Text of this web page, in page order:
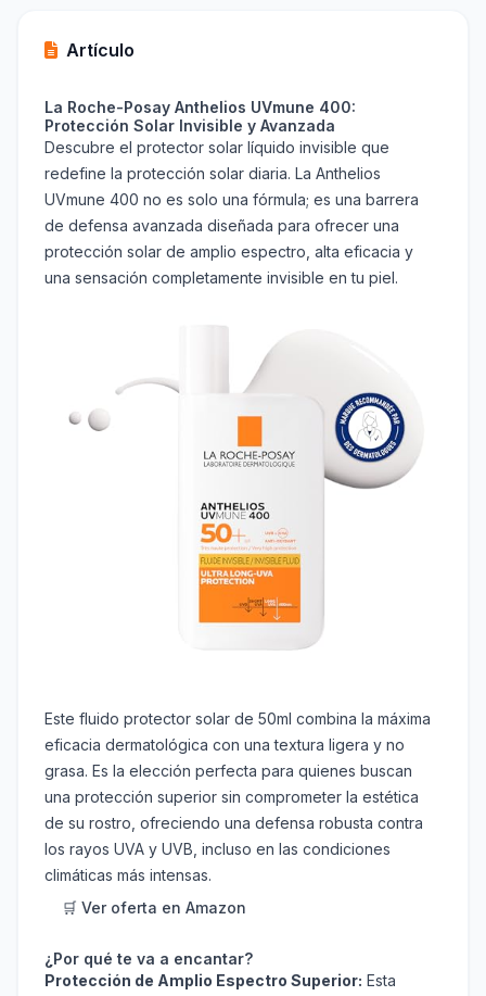
Artículo
La Roche-Posay Anthelios UVmune 400:
Protección Solar Invisible y Avanzada
Descubre el protector solar líquido invisible que
redefine la protección solar diaria. La Anthelios
UVmune 400 no es solo una fórmula; es una barrera
de defensa avanzada diseñada para ofrecer una
protección solar de amplio espectro, alta eficacia y
una sensación completamente invisible en tu piel.
Este fluido protector solar de 50ml combina la máxima
eficacia dermatológica con una textura ligera y no
grasa. Es la elección perfecta para quienes buscan
una protección superior sin comprometer la estética
de su rostro, ofreciendo una defensa robusta contra
los rayos UVA y UVB, incluso en las condiciones
climáticas más intensas.
🛒 Ver oferta en Amazon
¿Por qué te va a encantar?
Protección de Amplio Espectro Superior: Esta